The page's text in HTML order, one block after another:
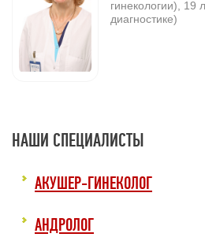
гинекологии), 19
диагностике)
НАШИ СПЕЦИАЛИСТЫ
АКУШЕР-ГИНЕКОЛОГ
АНДРОЛОГ